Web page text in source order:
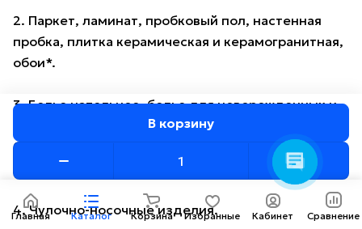
Консультант AMOTO
В корзину
2. Паркет, ламинат, пробковый пол, настенная
пробка, плитка керамическая и керамогранитная,
обои*.
3. Белье нательное, белье для новорожденных и
детей ясельного возраста из всех видов тканей,
бельевые трикотажные изделия, кроме
спортивных, корсетные изделия.
4. Чулочно-носочные изделия.
Главная Каталог Корзина Избранные Кабинет Сравнение